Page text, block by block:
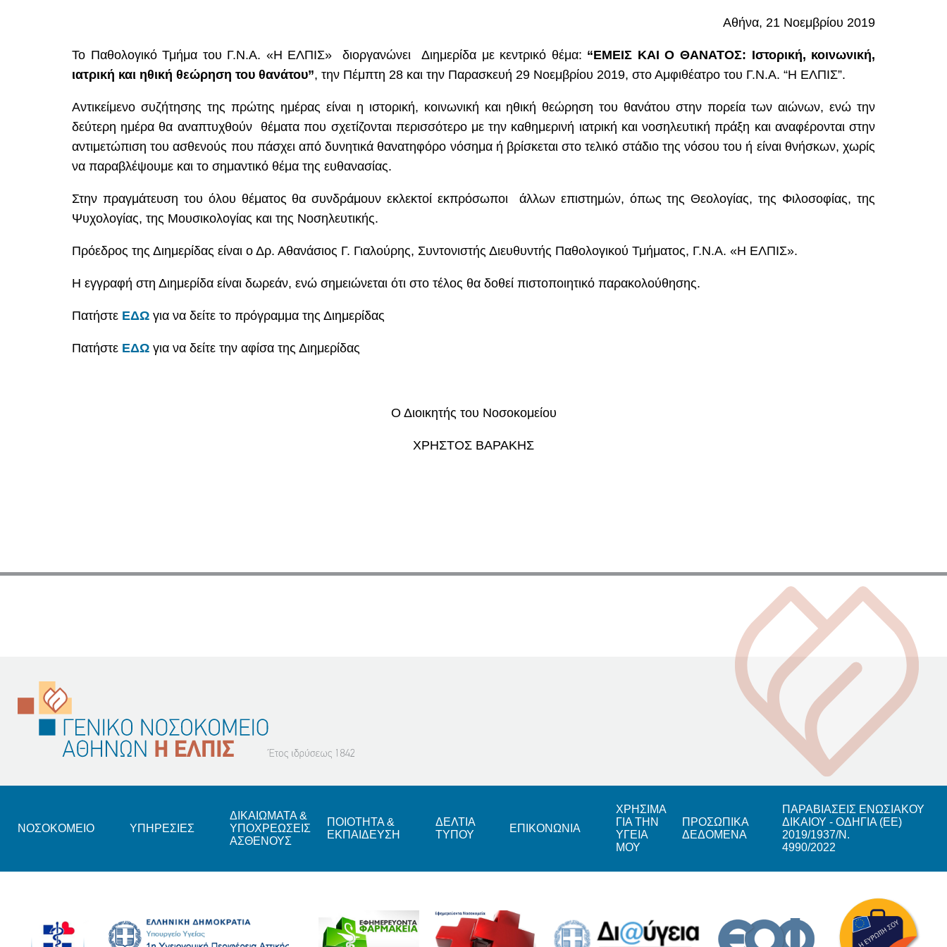
Αθήνα, 21 Νοεμβρίου 2019
Το Παθολογικό Τμήμα του Γ.Ν.Α. «Η ΕΛΠΙΣ» διοργανώνει Διημερίδα με κεντρικό θέμα: “ΕΜΕΙΣ ΚΑΙ Ο ΘΑΝΑΤΟΣ: Ιστορική, κοινωνική,
ιατρική και ηθική θεώρηση του θανάτου”, την Πέμπτη 28 και την Παρασκευή 29 Νοεμβρίου 2019, στο Αμφιθέατρο του Γ.Ν.Α. “Η ΕΛΠΙΣ”.
Αντικείμενο συζήτησης της πρώτης ημέρας είναι η ιστορική, κοινωνική και ηθική θεώρηση του θανάτου στην πορεία των αιώνων, ενώ την
δεύτερη ημέρα θα αναπτυχθούν θέματα που σχετίζονται περισσότερο με την καθημερινή ιατρική και νοσηλευτική πράξη και αναφέρονται στην
αντιμετώπιση του ασθενούς που πάσχει από δυνητικά θανατηφόρο νόσημα ή βρίσκεται στο τελικό στάδιο της νόσου του ή είναι θνήσκων, χωρίς
να παραβλέψουμε και το σημαντικό θέμα της ευθανασίας.
Στην πραγμάτευση του όλου θέματος θα συνδράμουν εκλεκτοί εκπρόσωποι άλλων επιστημών, όπως της Θεολογίας, της Φιλοσοφίας, της
Ψυχολογίας, της Μουσικολογίας και της Νοσηλευτικής.
Πρόεδρος της Διημερίδας είναι ο Δρ. Αθανάσιος Γ. Γιαλούρης, Συντονιστής Διευθυντής Παθολογικού Τμήματος, Γ.Ν.Α. «Η ΕΛΠΙΣ».
Η εγγραφή στη Διημερίδα είναι δωρεάν, ενώ σημειώνεται ότι στο τέλος θα δοθεί πιστοποιητικό παρακολούθησης.
Πατήστε ΕΔΩ για να δείτε το πρόγραμμα της Διημερίδας
Πατήστε ΕΔΩ για να δείτε την αφίσα της Διημερίδας
Ο Διοικητής του Νοσοκομείου
ΧΡΗΣΤΟΣ ΒΑΡΑΚΗΣ
ΝΟΣΟΚΟΜΕΙΟ ΥΠΗΡΕΣΙΕΣ
ΔΙΚΑΙΩΜΑΤΑ &
ΥΠΟΧΡΕΩΣΕΙΣ
ΑΣΘΕΝΟΥΣ
ΠΟΙΟΤΗΤΑ &
ΕΚΠΑΙΔΕΥΣΗ
ΔΕΛΤΙΑ
ΤΥΠΟΥ
ΕΠΙΚΟΝΩΝΙΑ
ΧΡΗΣΙΜΑ
ΓΙΑ ΤΗΝ
ΥΓΕΙΑ
ΜΟΥ
ΠΡΟΣΩΠΙΚΑ
ΔΕΔΟΜΕΝΑ
ΠΑΡΑΒΙΑΣΕΙΣ ΕΝΩΣΙΑΚΟΥ
ΔΙΚΑΙΟΥ - ΟΔΗΓΙΑ (ΕΕ)
2019/1937/Ν.
4990/2022